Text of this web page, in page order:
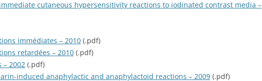
cutaneous hypersensitivity reactions to iodinated contrast media –
immédiates – 2010 (.pdf)
retardées – 2010 (.pdf)
– 2002 (.pdf)
induced anaphylactic and anaphylactoid reactions – 2009 (.pdf)